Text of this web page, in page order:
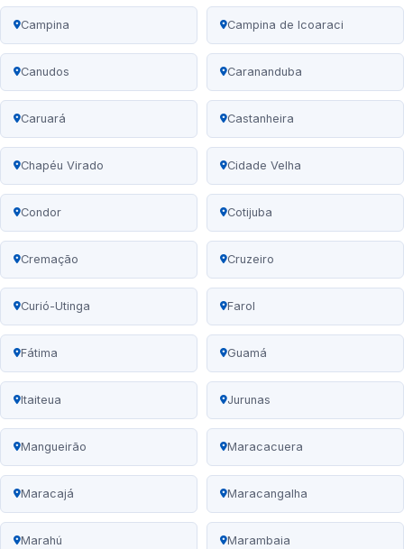
Campina Campina de Icoaraci
Canudos Carananduba
Caruará Castanheira
Chapéu Virado Cidade Velha
Condor Cotijuba
Cremação Cruzeiro
Curió-Utinga Farol
Fátima Guamá
Itaiteua Jurunas
Mangueirão Maracacuera
Maracajá Maracangalha
Marahú Marambaia